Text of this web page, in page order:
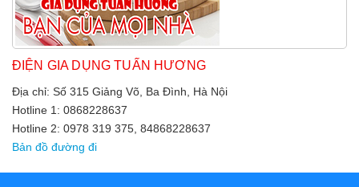
ĐIỆN GIA DỤNG TUẤN HƯƠNG
Địa chỉ: Số 315 Giảng Võ, Ba Đình, Hà Nội
Hotline 1: 0868228637
Hotline 2: 0978 319 375, 84868228637
Bản đồ đường đi